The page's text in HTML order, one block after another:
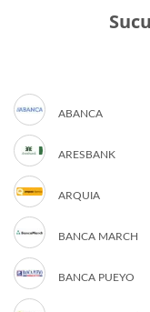
ABANCA
ARESBANK
ARQUIA
BANCA MARCH
BANCA PUEYO